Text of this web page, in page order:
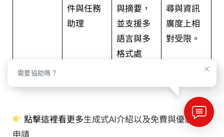
件與任務
助理
與摘要，
並支援多
語言與多
格式處
尋與資訊
廣度上相
對受限。
點擊這裡看更多生成式AI介紹以及免費與優惠服務
申請
需要協助嗎？